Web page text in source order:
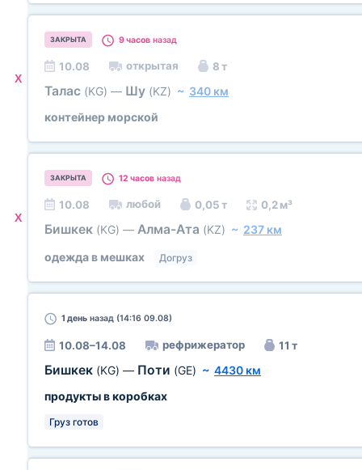
X
ЗАКРЫТА 9 часов назад
10.08 открытая 8 т
Талас (KG) — Шу (KZ) ~ 340 км
контейнер морской
X
ЗАКРЫТА 12 часов назад
10.08 любой 0,05 т 0,2 м³
Бишкек (KG) — Алма-Ата (KZ) ~ 237 км
одежда в мешках
Догруз
1 день назад (14:16 09.08)
10.08–14.08 рефрижератор 11 т
Бишкек (KG) — Поти (GE) ~ 4430 км
продукты в коробках
Груз готов